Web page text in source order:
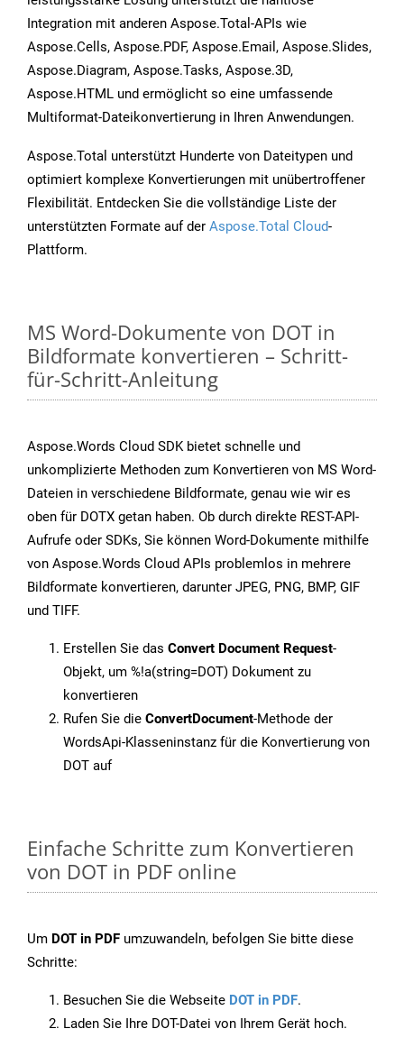
Integration mit anderen Aspose.Total-APIs wie
Aspose.Cells, Aspose.PDF, Aspose.Email, Aspose.Slides,
Aspose.Diagram, Aspose.Tasks, Aspose.3D,
Aspose.HTML und ermöglicht so eine umfassende
Multiformat-Dateikonvertierung in Ihren Anwendungen.
Aspose.Total unterstützt Hunderte von Dateitypen und
optimiert komplexe Konvertierungen mit unübertroffener
Flexibilität. Entdecken Sie die vollständige Liste der
unterstützten Formate auf der Aspose.Total Cloud-
Plattform.
MS Word-Dokumente von DOT in
Bildformate konvertieren – Schritt-
für-Schritt-Anleitung
Aspose.Words Cloud SDK bietet schnelle und
unkomplizierte Methoden zum Konvertieren von MS Word-
Dateien in verschiedene Bildformate, genau wie wir es
oben für DOTX getan haben. Ob durch direkte REST-API-
Aufrufe oder SDKs, Sie können Word-Dokumente mithilfe
von Aspose.Words Cloud APIs problemlos in mehrere
Bildformate konvertieren, darunter JPEG, PNG, BMP, GIF
und TIFF.
Erstellen Sie das Convert Document Request-
Objekt, um %!a(string=DOT) Dokument zu
konvertieren
Rufen Sie die ConvertDocument-Methode der
WordsApi-Klasseninstanz für die Konvertierung von
DOT auf
Einfache Schritte zum Konvertieren
von DOT in PDF online
Um DOT in PDF umzuwandeln, befolgen Sie bitte diese
Schritte:
Besuchen Sie die Webseite DOT in PDF.
Laden Sie Ihre DOT-Datei von Ihrem Gerät hoch.